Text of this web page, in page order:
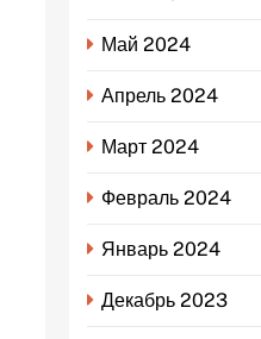
Май 2024
Апрель 2024
Март 2024
Февраль 2024
Январь 2024
Декабрь 2023